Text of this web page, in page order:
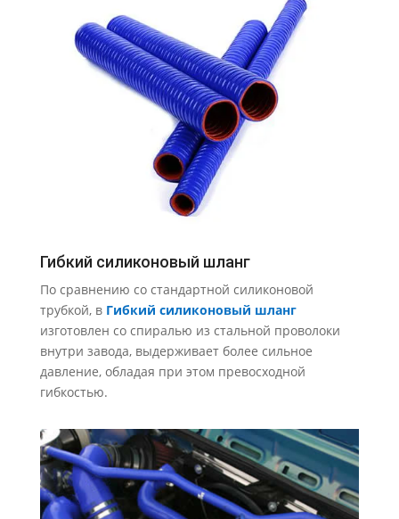
Гибкий силиконовый шланг
По сравнению со стандартной силиконовой
трубкой, в Гибкий силиконовый шланг
изготовлен со спиралью из стальной проволоки
внутри завода, выдерживает более сильное
давление, обладая при этом превосходной
гибкостью.